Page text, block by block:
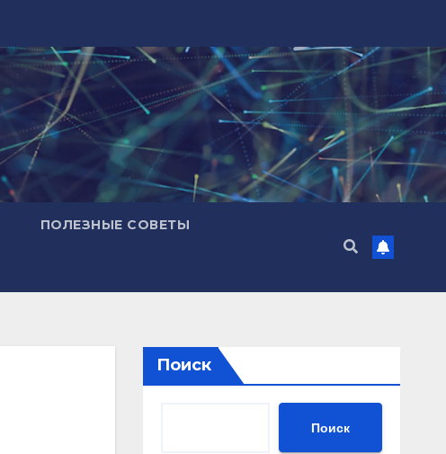
ПОЛЕЗНЫЕ СОВЕТЫ
Поиск
Поиск